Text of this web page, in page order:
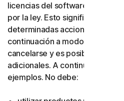
licencias del software y los
por la ley. Esto significa que, si
determinadas acciones, como
continuación a modo de
cancelarse y es posible que
adicionales. A continuación, se
ejemplos. No debe: